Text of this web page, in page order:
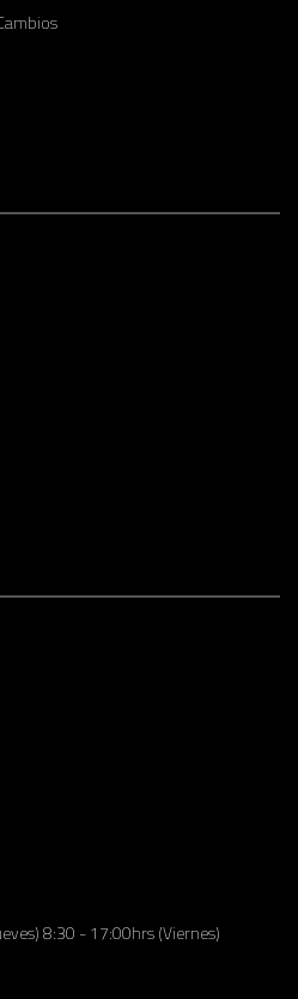
8:30 - 17:00hrs (Viernes)